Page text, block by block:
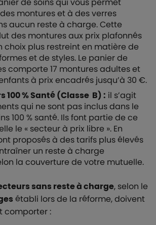
montures et à des verres
aucun reste à charge. Cette
des montures aux prix plafonnés
choix plus restreint en matière de
et de styles. Le panier de
comporte 17 montures adultes et
à prix encadrés jusqu’à 30 €.
100 % Santé (Classe B) : il s’agit
qui ne sont pas inclus dans le
100 % santé. Ils font partie de ce
le « secteur à prix libre ». En
proposés à des tarifs plus élevés
un reste à charge
la couverture de votre mutuelle.
sans reste à charge, selon le
établi lors de la réforme, doivent
comporter :